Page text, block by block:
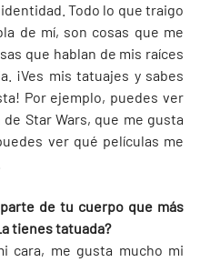
Todo lo que traigo
de mí, son cosas que me
que hablan de mis raíces
¡Ves mis tatuajes y sabes
Por ejemplo, puedes ver
Star Wars, que me gusta
ver qué películas me
de tu cuerpo que más
tienes tatuada?
cara, me gusta mucho mi